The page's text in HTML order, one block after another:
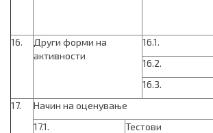
16.
Други форми на
активности
16.1.
16.2.
16.3.
17.
Начин на оценување
17.1.
Тестови